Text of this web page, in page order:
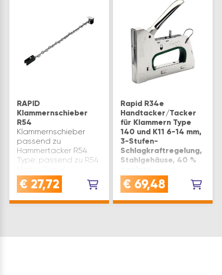
RAPID
Klammernschieber
R54
Klammernschieber
passend zu
Hammertacker R54
Type: passend zu R54
Inhaltsangabe (ST): 1
€ 27,72
Rapid R34e
Handtacker/Tacker
für Klammern Type
140 und K11 6-14 mm,
3-Stufen-
Schlagkraftregelung,
Stahlgehäuse, 40 %
Kraftaufwand
VERWENDUNG:
€ 69,48